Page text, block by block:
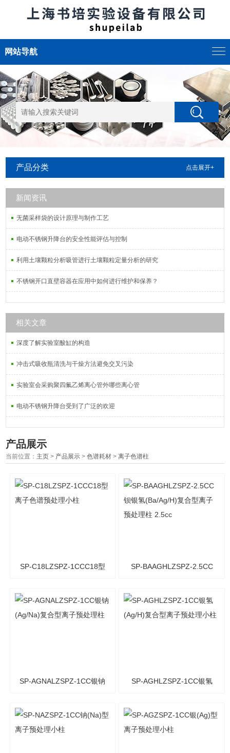
网站导航
产品分类 点击展开+
新闻资讯
无菌采样袋的设计原理与制作工艺
电动不锈钢升降台的安全性能评估与控制
利用土壤颗粒分析吸管进行土壤颗粒定量分析的研究
不锈钢开口直壁容器在应用中如何进行维护和保养？
相关文章
深度了解实验室酸缸的构造
冲击式吸收瓶清洗与干燥方法避免交叉污染
实验室会采购聚四氟乙烯离心管外哪些离心管
电动不锈钢升降台受到了广泛的欢迎
产品展示
当前位置： 主页 > 产品展示 >色谱耗材 >离子色谱柱
SP-C18LZSPZ-1CCC18型 SP-BAAGHLZSPZ-2.5CC
子预处理柱 2.5cc
SP-AGNALZSPZ-1CC银钠
柱
SP-AGHLZSPZ-1CC银氢
柱